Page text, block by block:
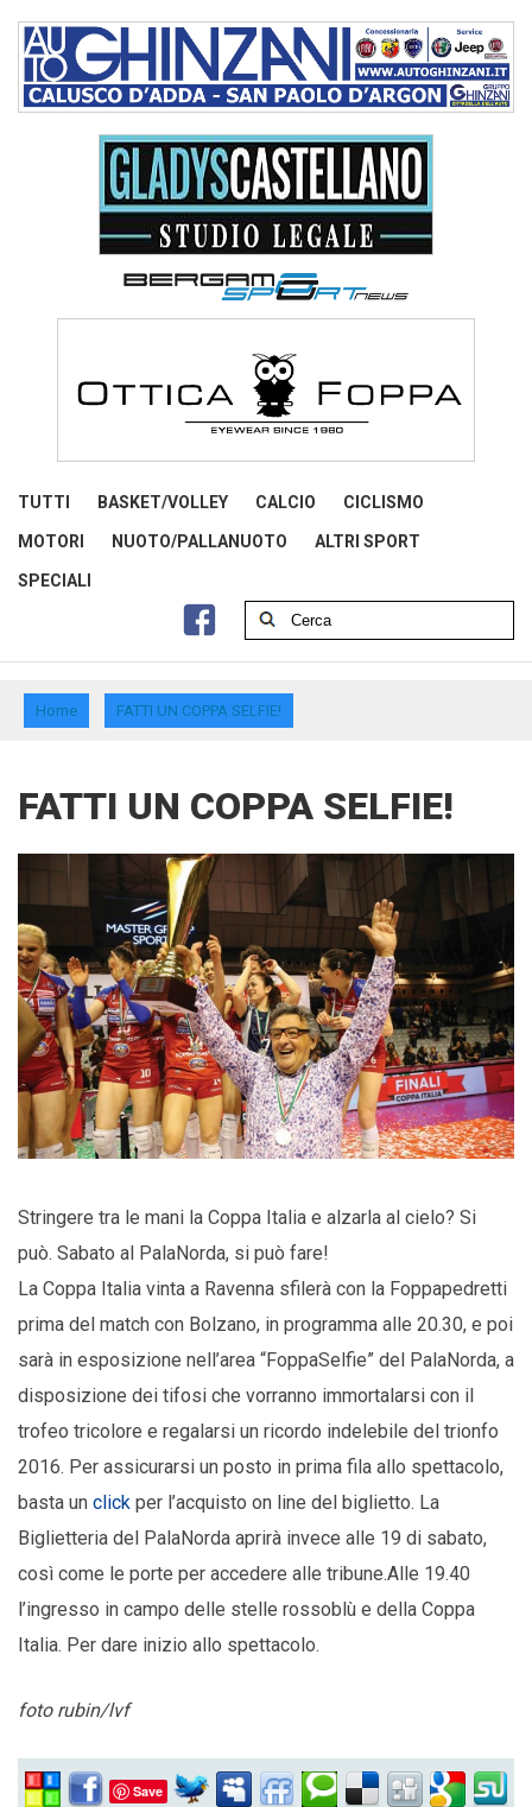
TUTTI BASKET/VOLLEY CALCIO CICLISMO
MOTORI NUOTO/PALLANUOTO ALTRI SPORT
SPECIALI
Home FATTI UN COPPA SELFIE!
FATTI UN COPPA SELFIE!
Stringere tra le mani la Coppa Italia e alzarla al cielo? Si
può. Sabato al PalaNorda, si può fare!
La Coppa Italia vinta a Ravenna sfilerà con la Foppapedretti
prima del match con Bolzano, in programma alle 20.30, e poi
sarà in esposizione nell’area “FoppaSelfie” del PalaNorda, a
disposizione dei tifosi che vorranno immortalarsi con il
trofeo tricolore e regalarsi un ricordo indelebile del trionfo
2016. Per assicurarsi un posto in prima fila allo spettacolo,
basta un click per l’acquisto on line del biglietto. La
Biglietteria del PalaNorda aprirà invece alle 19 di sabato,
così come le porte per accedere alle tribune.Alle 19.40
l’ingresso in campo delle stelle rossoblù e della Coppa
Italia. Per dare inizio allo spettacolo.
foto rubin/lvf
Save